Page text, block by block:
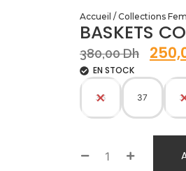
Accueil / Collections
BASKETS
380,00Dh
EN STOCK
36 37